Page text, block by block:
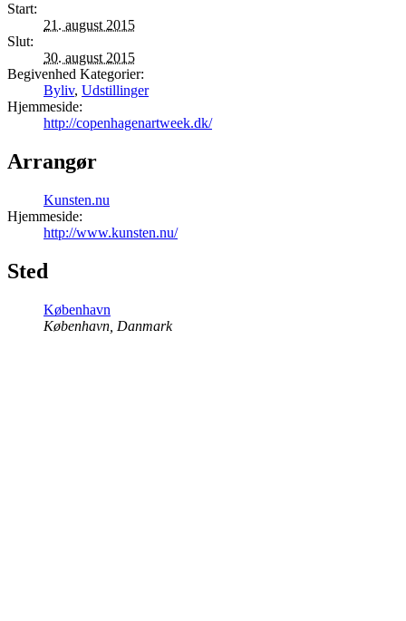
Start:
21. august 2015
Slut:
30. august 2015
Begivenhed Kategorier:
Byliv, Udstillinger
Hjemmeside:
http://copenhagenartweek.dk/
Arrangør
Kunsten.nu
Hjemmeside:
http://www.kunsten.nu/
Sted
København
København Danmark